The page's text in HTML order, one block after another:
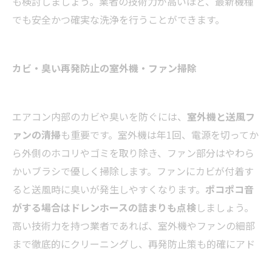
でも安全かつ確実な洗浄を行うことができます。
カビ・臭い再発防止の室外機・ファン掃除
エアコン内部のカビや臭いを防ぐには、 室外機と送風フ
ァンの清掃も重要です。室外機は年1回、電源を切ってか
ら外側のホコリやゴミを取り除き、ファン部分はやわら
かいブラシで優しく掃除します。ファンにカビが付着す
ると送風時に臭いが発生しやすくなります。 ポコポコ音
がする場合はドレンホースの詰まりも点検しましょう。
高い技術力を持つ業者であれば、室外機やファンの細部
まで徹底的にクリーニングし、再発防止策も的確にアド